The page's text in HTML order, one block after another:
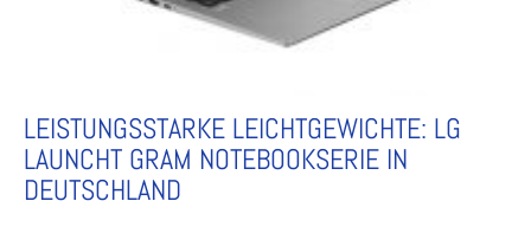
LEISTUNGSSTARKE LEICHTGEWICHTE: LG
LAUNCHT GRAM NOTEBOOKSERIE IN
DEUTSCHLAND